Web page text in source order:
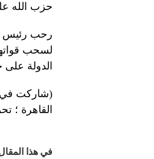
حزب الله
رحب رئيس
لسحب
الدولة على
القاهرة ؛
في هذا